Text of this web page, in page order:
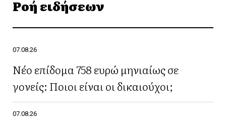
Ροή ειδήσεων
07.08.26
Νέο επίδομα 758 ευρώ μηνιαίως σε
γονείς: Ποιοι είναι οι δικαιούχοι;
07.08.26